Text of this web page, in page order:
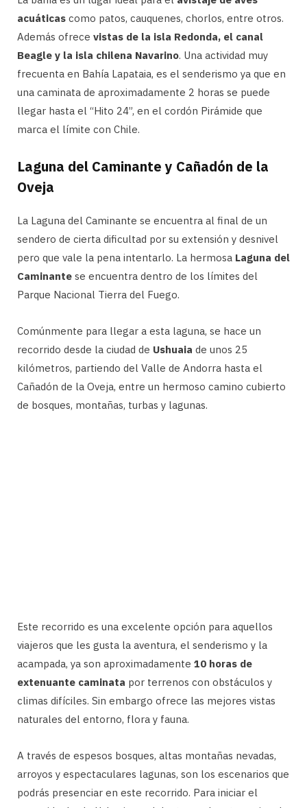
acuáticas como patos, cauquenes, chorlos, entre otros.
Además ofrece vistas de la isla Redonda, el canal
Beagle y la isla chilena Navarino. Una actividad muy
frecuenta en Bahía Lapataia, es el senderismo ya que en
una caminata de aproximadamente 2 horas se puede
llegar hasta el “Hito 24”, en el cordón Pirámide que
marca el límite con Chile.
Laguna del Caminante y Cañadón de la
Oveja
La Laguna del Caminante se encuentra al final de un
sendero de cierta dificultad por su extensión y desnivel
pero que vale la pena intentarlo. La hermosa Laguna del
Caminante se encuentra dentro de los límites del
Parque Nacional Tierra del Fuego.
Comúnmente para llegar a esta laguna, se hace un
recorrido desde la ciudad de Ushuaia de unos 25
kilómetros, partiendo del Valle de Andorra hasta el
Cañadón de la Oveja, entre un hermoso camino cubierto
de bosques, montañas, turbas y lagunas.
Este recorrido es una excelente opción para aquellos
viajeros que les gusta la aventura, el senderismo y la
acampada, ya son aproximadamente 10 horas de
extenuante caminata por terrenos con obstáculos y
climas difíciles. Sin embargo ofrece las mejores vistas
naturales del entorno, flora y fauna.
A través de espesos bosques, altas montañas nevadas,
arroyos y espectaculares lagunas, son los escenarios que
podrás presenciar en este recorrido. Para iniciar el